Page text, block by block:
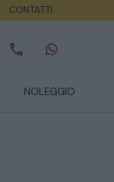
CONTATTI
NOLEGGIO